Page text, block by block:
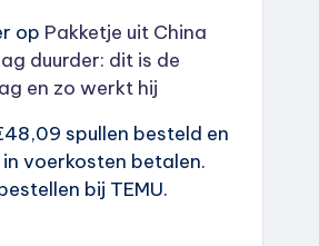
op Pakketje uit China
duurder: dit is de
en zo werkt hij
spullen besteld en
voerkosten betalen.
bij TEMU.